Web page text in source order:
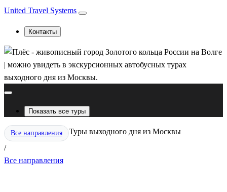
United Travel Systems
Контакты
Показать все туры
Все направления
/
Туры выходного дня из Москвы
Все направления